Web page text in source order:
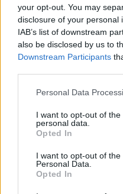
your opt-out. You may
disclosure of your personal
IAB’s list of downstream
also be disclosed by us to
Downstream Participants
Personal Data
I want to opt-out of
personal data.
Opted In
I want to opt-out of the
Personal Data.
Opted In